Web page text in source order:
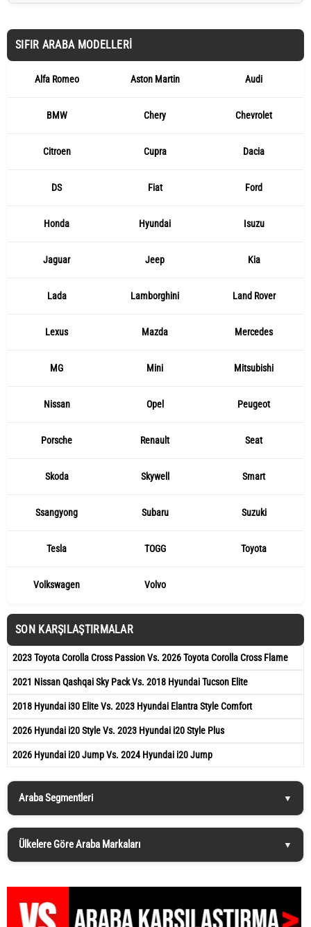
SIFIR ARABA MODELLERI
Alfa Romeo Aston Martin Audi
BMW Chery Chevrolet
Citroen Cupra Dacia
DS Fiat Ford
Honda Hyundai Isuzu
Jaguar Jeep Kia
Lada Lamborghini Land Rover
Lexus Mazda Mercedes
MG Mini Mitsubishi
Nissan Opel Peugeot
Porsche Renault Seat
Skoda Skywell Smart
Ssangyong Subaru Suzuki
Tesla TOGG Toyota
Volkswagen Volvo
SON KARŞILAŞTIRMALAR
2023 Toyota Corolla Cross Passion Vs. 2026 Toyota Corolla Cross Flame
2021 Nissan Qashqai Sky Pack Vs. 2018 Hyundai Tucson Elite
2018 Hyundai i30 Elite Vs. 2023 Hyundai Elantra Style Comfort
2026 Hyundai i20 Style Vs. 2023 Hyundai i20 Style Plus
2026 Hyundai i20 Jump Vs. 2024 Hyundai i20 Jump
Araba Segmentleri
Ülkelere Göre Araba Markaları